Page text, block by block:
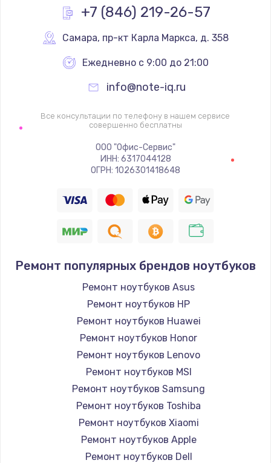
+7 (846) 219-26-57
Самара, пр-кт Карла Маркса, д. 358
Ежедневно с 9:00 до 21:00
info@note-iq.ru
Все консультации по телефону в нашем сервисе
совершенно бесплатны
ООО "Офис-Сервис"
ИНН: 6317044128
ОГРН: 1026301418648
Ремонт популярных брендов ноутбуков
Ремонт ноутбуков Asus
Ремонт ноутбуков HP
Ремонт ноутбуков Huawei
Ремонт ноутбуков Honor
Ремонт ноутбуков Lenovo
Ремонт ноутбуков MSI
Ремонт ноутбуков Samsung
Ремонт ноутбуков Toshiba
Ремонт ноутбуков Xiaomi
Ремонт ноутбуков Apple
Ремонт ноутбуков Dell